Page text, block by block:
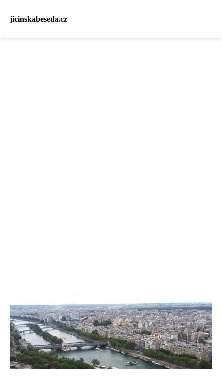
jicinskabeseda.cz